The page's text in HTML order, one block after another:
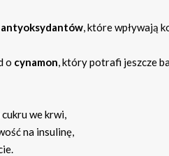
antyoksydantów, które wpływają
o cynamon, który potrafi jeszcze
we krwi,
na insulinę,